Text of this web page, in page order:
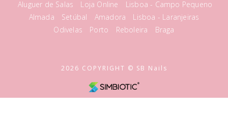
Aluguer de Salas Loja Online
Lisboa - Campo Pequeno
Almada
Setúbal Amadora
Lisboa - Laranjeiras
Odivelas
Porto Reboleira Braga
2026 COPYRIGHT © SB Nails